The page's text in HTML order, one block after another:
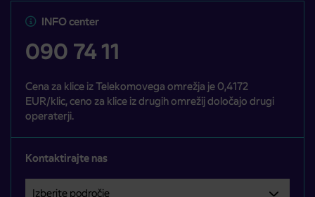
INFO center
090 74 11
Cena za klice iz Telekomovega omrežja je 0,4172
EUR/klic, ceno za klice iz drugih omrežij določajo drugi
operaterji.
Kontaktirajte nas
Izberite področje
Področje je obvezno izbrati.